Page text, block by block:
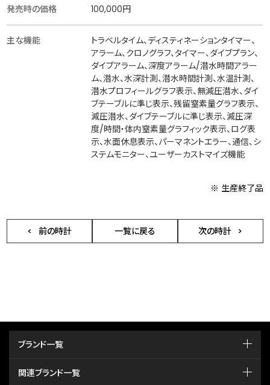
発売時の価格 100,000円
主な機能
トラベルタイム、ディスティネーションタイマー、
アラーム、クロノグラフ、タイマー、ダイブプラン、
ダイブアラーム、深度アラーム/潜水時間アラー
ム、潜水、水深計測、潜水時間計測、水温計測、
潜水プロフィールグラフ表示、無減圧潜水、ダイ
ブテーブルに準じ表示、残留窒素量グラフ表示、
減圧潜水、ダイブテーブルに準じ表示、減圧深
度/時間・体内窒素量グラフィック表示、ログ表
示、水面休息表示、パーマネントエラー、通信、シ
ステムモニター、ユーザーカストマイズ機能
※ 生産終了品
前の時計 一覧に戻る 次の時計
ブランド一覧
関連ブランド一覧